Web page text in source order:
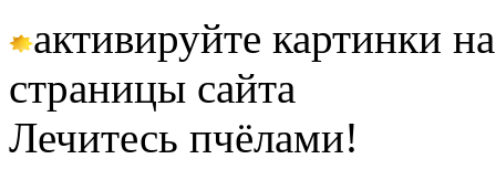
активируйте картинки
страницы сайта
Лечитесь пчёлами!